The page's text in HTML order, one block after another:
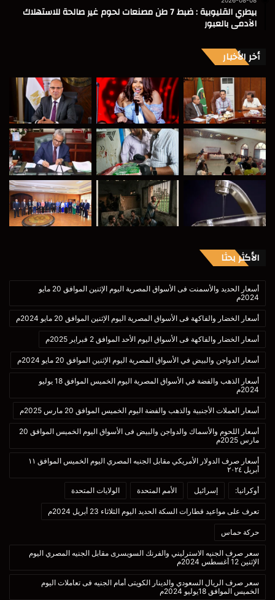
بيطري القليوبية : ضبط 7 طن مصنعات لحوم غير صالحة للاستهلاك
الآدمى بالعبور
أخر الأخبار
الأكثر بحثا
أسعار الحديد والأسمنت فى الأسواق المصرية اليوم الإثنين الموافق 20 مايو
2024م
أسعار الخضار والفاكهة فى الأسواق المصرية اليوم الإثنين الموافق 20 مايو 2024م
أسعار الخضار والفاكهة فى الأسواق اليوم الأحد الموافق 2 فبراير 2025م
أسعار الدواجن والبيض في الأسواق المصرية اليوم الإثنين الموافق 20 مايو 2024م
أسعار الذهب والفضة في الأسواق المصرية اليوم الخميس الموافق 18 يوليو
2024م
أسعار العملات الأجنبية والذهب والفضة اليوم الخميس الموافق 20 مارس 2025م
أسعار اللحوم والأسماك والدواجن والبيض فى الأسواق اليوم الخميس الموافق 20
مارس 2025م
أسعار صرف الدولار الأمريكي مقابل الجنيه المصري اليوم الخميس الموافق ١١
أبريل ٢٠٢٤
أوكرانيا: إسرائيل الأمم المتحدة الولايات المتحدة
تعرف على مواعيد قطارات السكة الحديد اليوم الثلاثاء 23 أبريل 2024م
حركة حماس
سعر صرف الجنيه الاسترليني والفرنك السويسرى مقابل الجنيه المصري اليوم
الإثنين 12 أغسطس 2024م
سعر صرف الريال السعودي والدينار الكويتى أمام الجنيه فى تعاملات اليوم
الخميس الموافق 18يوليو 2024م